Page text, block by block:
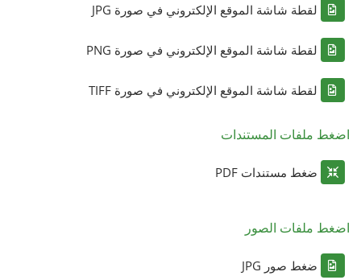
لقطة شاشة الموقع الإلكتروني في صورة JPG
لقطة شاشة الموقع الإلكتروني في صورة PNG
لقطة شاشة الموقع الإلكتروني في صورة TIFF
اضغط ملفات المستندات
ضغط مستندات PDF
اضغط ملفات الصور
ضغط صور JPG